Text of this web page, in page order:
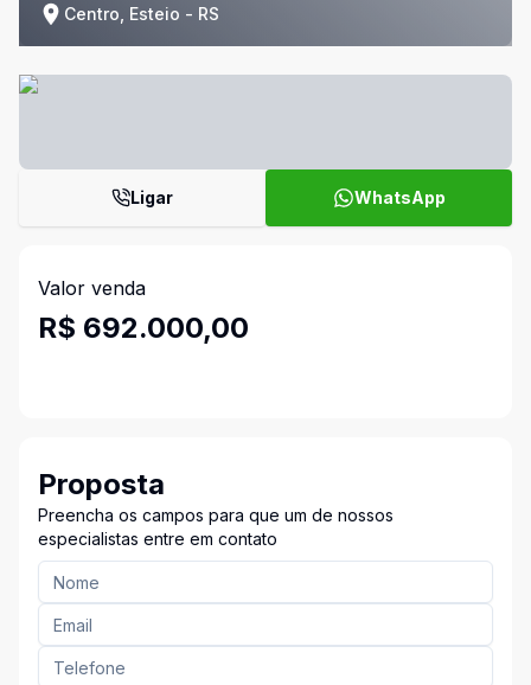
Centro, Esteio - RS
Ligar WhatsApp
Valor venda
R$ 692.000,00
Proposta
Preencha os campos para que um de nossos
especialistas entre em contato